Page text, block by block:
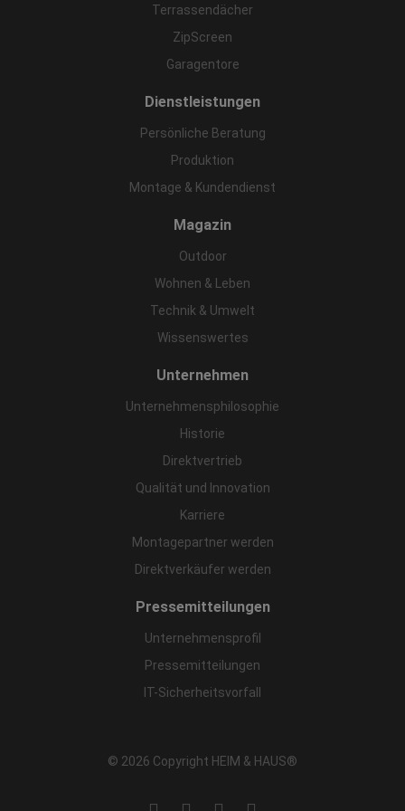
Terrassendächer
ZipScreen
Garagentore
Dienstleistungen
Persönliche Beratung
Produktion
Montage & Kundendienst
Magazin
Outdoor
Wohnen & Leben
Technik & Umwelt
Wissenswertes
Unternehmen
Unternehmensphilosophie
Historie
Direktvertrieb
Qualität und Innovation
Karriere
Montagepartner werden
Direktverkäufer werden
Pressemitteilungen
Unternehmensprofil
Pressemitteilungen
IT-Sicherheitsvorfall
© 2026 Copyright HEIM & HAUS®